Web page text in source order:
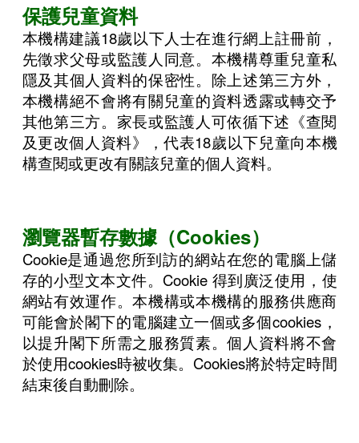
保護兒童資料
本機構建議18歲以下人士在進行網上註冊前，
先徵求父母或監護人同意。本機構尊重兒童私
隱及其個人資料的保密性。除上述第三方外，
本機構絕不會將有關兒童的資料透露或轉交予
其他第三方。家長或監護人可依循下述《查閱
及更改個人資料》，代表18歲以下兒童向本機
構查閱或更改有關該兒童的個人資料。
瀏覽器暫存數據（Cookies）
Cookie是通過您所到訪的網站在您的電腦上儲
存的小型文本文件。Cookie 得到廣泛使用，使
網站有效運作。本機構或本機構的服務供應商
可能會於閣下的電腦建立一個或多個cookies，
以提升閣下所需之服務質素。個人資料將不會
於使用cookies時被收集。Cookies將於特定時間
結束後自動刪除。